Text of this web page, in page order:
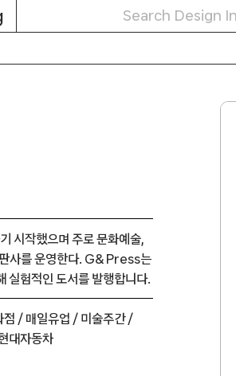
시작했으며 주로 문화예술,
사를 운영한다. G& Press는
실험적인 도서를 발행합니다.
점 / 매일유업 / 미술주간 /
대자동차